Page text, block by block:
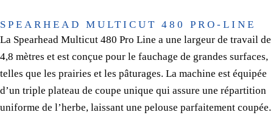
SPEARHEAD MULTICUT 480 PRO-LINE
La Spearhead Multicut 480 Pro Line a une largeur de travail de
4,8 mètres et est conçue pour le fauchage de grandes surfaces,
telles que les prairies et les pâturages. La machine est équipée
d’un triple plateau de coupe unique qui assure une répartition
uniforme de l’herbe, laissant une pelouse parfaitement coupée.